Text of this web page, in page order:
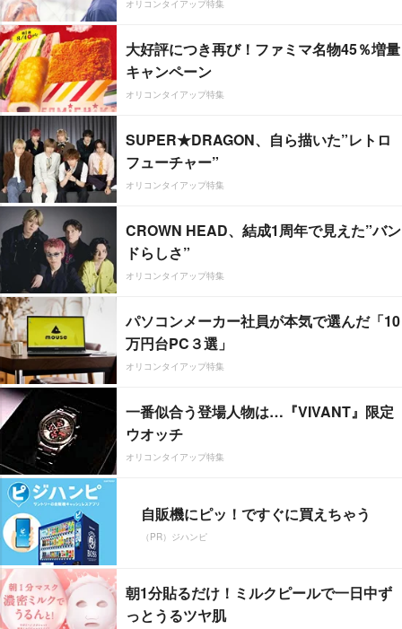
オリコンタイアップ特集
大好評につき再び！ファミマ名物45％増量
キャンペーン
オリコンタイアップ特集
SUPER★DRAGON、自ら描いた”レトロ
フューチャー”
オリコンタイアップ特集
CROWN HEAD、結成1周年で見えた”バン
ドらしさ”
オリコンタイアップ特集
パソコンメーカー社員が本気で選んだ「10
万円台PC３選」
オリコンタイアップ特集
一番似合う登場人物は…『VIVANT』限定
ウオッチ
オリコンタイアップ特集
自販機にピッ！ですぐに買えちゃう
（PR）ジハンピ
朝1分貼るだけ！ミルクピールで一日中ず
っとうるツヤ肌